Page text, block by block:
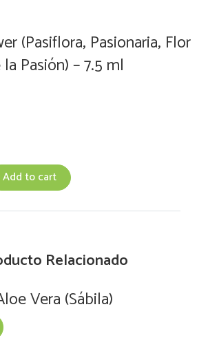
(Pasiflora, Pasionaria, Flor
Pasión) – 7.5 ml
Add to cart
Relacionado
Vera (Sábila)